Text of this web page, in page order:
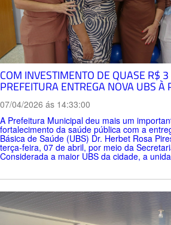
COM INVESTIMENTO DE QUASE R$
PREFEITURA ENTREGA NOVA UBS À
07/04/2026 ás 14:33:00
A Prefeitura Municipal deu mais um
fortalecimento da saúde pública com a
Básica de Saúde (UBS) Dr. Herbet Rosa
terça-feira, 07 de abril, por meio da
Considerada a maior UBS da cidade, a